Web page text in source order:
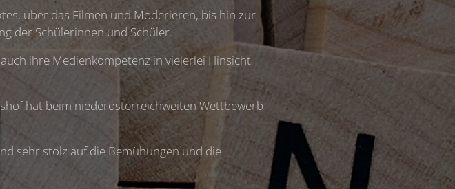
über das Filmen und Moderieren, bis hin zur
der Schülerinnen und Schüler.
ihre Medienkompetenz in vielerlei Hinsicht
hat beim niederösterreichweiten Wettbewerb
sehr stolz auf die Bemühungen und die